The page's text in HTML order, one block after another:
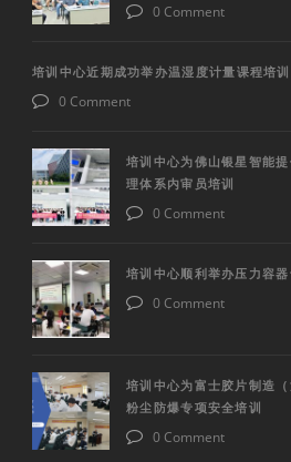
0 Comment
培训中心近期成功举办温湿度计量课程培训
0 Comment
培训中心为佛山银星智能
理体系内审员培训
0 Comment
培训中心顺利举办压力容
0 Comment
培训中心为富士胶片制造
粉尘防爆专项安全培训
0 Comment